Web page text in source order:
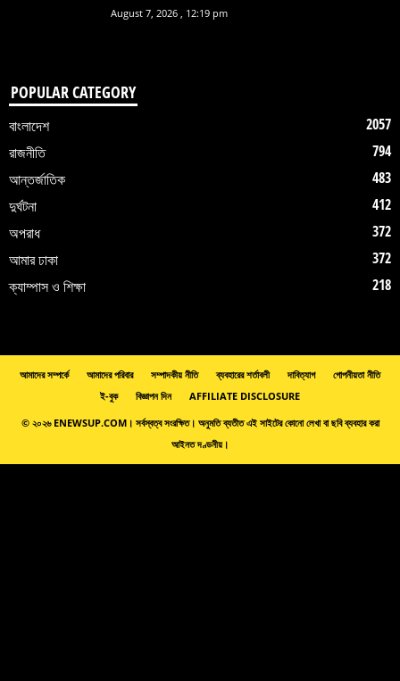
August 7, 2026 , 12:19 pm
POPULAR CATEGORY
বাংলাদেশ
2057
রাজনীতি
794
আন্তর্জাতিক
483
দুর্ঘটনা
412
অপরাধ
372
আমার ঢাকা
372
ক্যাম্পাস ও শিক্ষা
218
আমাদের সম্পর্কে আমাদের পরিবার সম্পাদকীয় নীতি ব্যবহারের শর্তাবলী দাবিত্যাগ
গোপনীয়তা নীতি
ই-বুক
বিজ্ঞাপন দিন
AFFILIATE DISCLOSURE
© ২০২৬ ENEWSUP.COM। সর্বস্বত্ব সংরক্ষিত। অনুমতি ব্যতীত এই সাইটের কোনো লেখা বা ছবি ব্যবহার করা
আইনত দণ্ডনীয়।